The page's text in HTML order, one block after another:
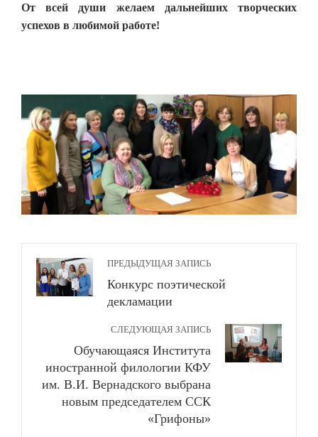
От всей души желаем дальнейших творческих
успехов в любимой работе!
ПРЕДЫДУЩАЯ ЗАПИСЬ
Конкурс поэтической
декламации
СЛЕДУЮЩАЯ ЗАПИСЬ
Обучающаяся Института
иностранной филологии КФУ
им. В.И. Вернадского выбрана
новым председателем ССК
«Грифоны»